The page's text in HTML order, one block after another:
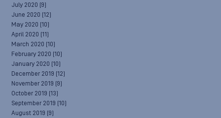
July 2020 (9)
June 2020 (12)
May 2020 (10)
April 2020 (11)
March 2020 (10)
February 2020 (10)
January 2020 (10)
December 2019 (12)
November 2019 (9)
October 2019 (13)
September 2019 (10)
August 2019 (9)